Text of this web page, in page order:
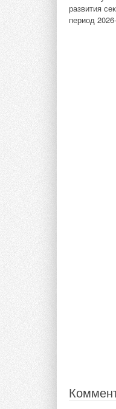
развития
период
В этой теме
В этой теме